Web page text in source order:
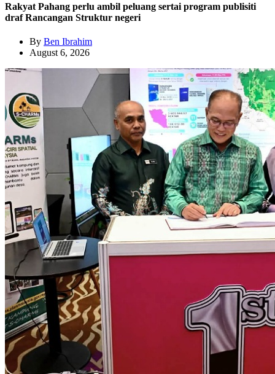
Rakyat Pahang perlu ambil peluang sertai program publisiti
draf Rancangan Struktur negeri
By Ben Ibrahim
August 6, 2026